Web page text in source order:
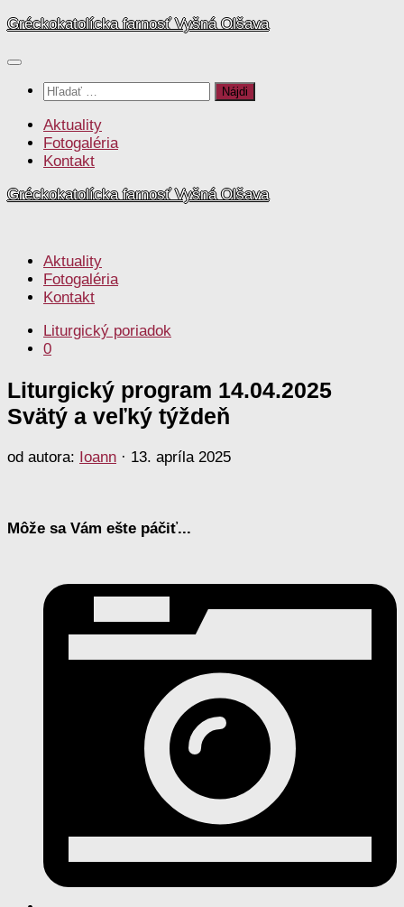
Preskočiť
obsah
Gréckokatolícka farnosť Vyšná Olšava
Hľadať:
Aktuality
Fotogaléria
Kontakt
Gréckokatolícka farnosť Vyšná Olšava
Aktuality
Fotogaléria
Kontakt
Liturgický poriadok
0
Liturgický program 14.04.2025
Svätý a veľký týždeň
od autora: Ioann · 13. apríla 2025
Môže sa Vám ešte páčiť...